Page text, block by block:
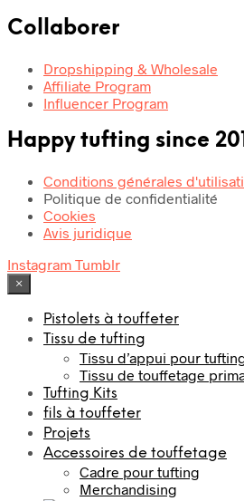
Collaborer
Dropshipping & Wholesale
Affiliate Program
Influencer Program
Happy tufting since
Conditions générales
Politique de confidentialité
Cookies
Avis juridique
Instagram Tumblr
×
Pistolets à touffeter
Tissu de tufting
Tissu d’appui pour
Tissu de touffetage
Tufting Kits
fils à touffeter
Projets
Accessoires de touffetage
Cadre pour tufting
Merchandising